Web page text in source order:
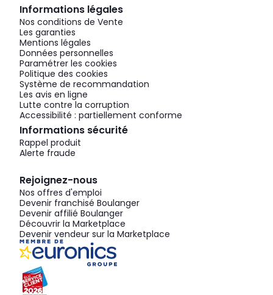
Informations légales
Nos conditions de Vente
Les garanties
Mentions légales
Données personnelles
Paramétrer les cookies
Politique des cookies
Système de recommandation
Les avis en ligne
Lutte contre la corruption
Accessibilité : partiellement conforme
Informations sécurité
Rappel produit
Alerte fraude
Rejoignez-nous
Nos offres d'emploi
Devenir franchisé Boulanger
Devenir affilié Boulanger
Découvrir la Marketplace
Devenir vendeur sur la Marketplace